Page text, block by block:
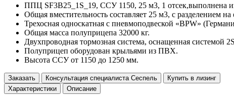
ППЦ SF3B25_1S_19, ССУ 1150, 25 м3, 1 отсек,выполнена
Общая вместительность составляет 25 м3, с разделением на
Трехосная односкатная с пневмоподвеской «BPW»
Общая масса полуприцепа 32000 кг.
Двухпроводная тормозная система, оснащенная системой
Полуприцеп оборудован крыльями из ПВХ.
Высота ССУ от 1150 до 1250 мм.
Заказать Консультация специалиста Сеспель
Купить в лизинг
Характеристики
Описание